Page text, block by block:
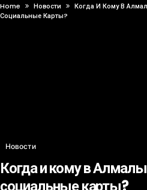
Home Новости
Когда И Кому В
Социальные Карты?
Новости
Когда и кому в